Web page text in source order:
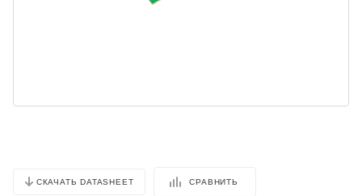
СКАЧАТЬ DATASHEET СРАВНИТЬ